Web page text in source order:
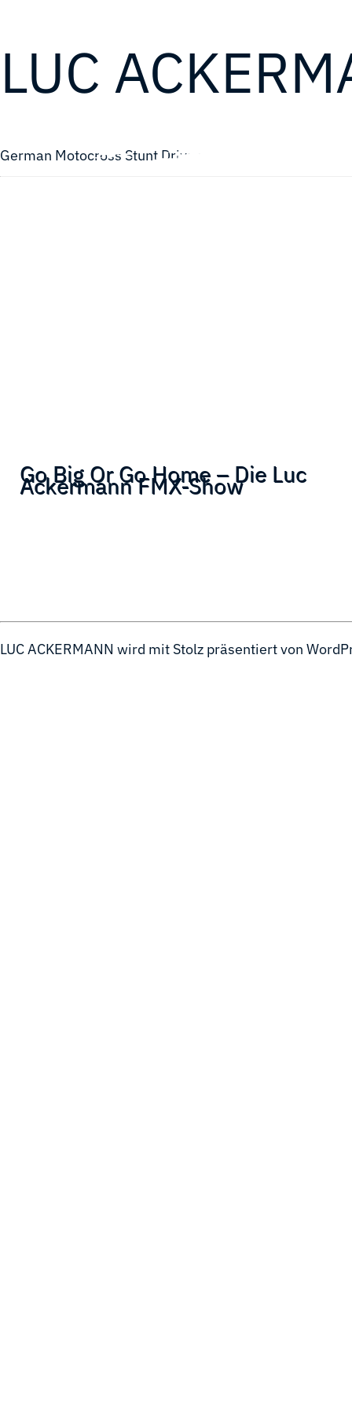
LUC
German Motocross Stunt Driver
Go Big Or Go Home – Die Luc
Ackermann FMX-Show
LUC ACKERMANN wird mit Stolz präsentiert von